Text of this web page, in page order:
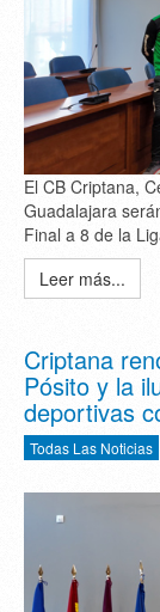
El CB Criptana,
Guadalajara
Final a 8 de la
Leer más...
Criptana
Pósito y la
deportivas
Todas Las Noticias